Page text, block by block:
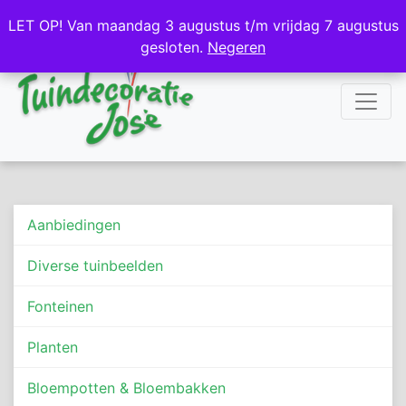
NL DE
Aanbiedingen
Diverse tuinbeelden
Fonteinen
Planten
Bloempotten & Bloembakken
LET OP! Van maandag 3 augustus t/m vrijdag 7 augustus
gesloten. Negeren
LET OP! Van maandag 3 augustus t/m vrijdag 7 augustus
gesloten. Negeren